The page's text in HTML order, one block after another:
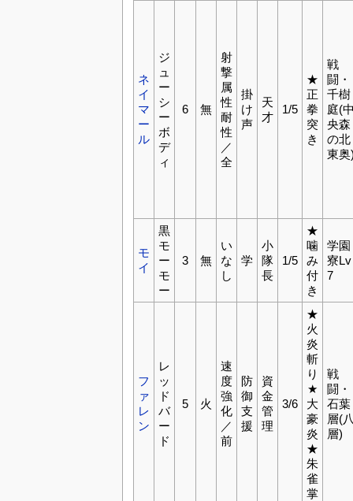
ネ
イ
マ
ー
ル
ジ
ュ
ー
シ
ー
ボ
デ
ィ
6 無
射
撃
属
性
耐
性
／
全
掛
け
声
天
才
1/5
★
正
拳
突
き
戦
闘・
千樹
庭(
央森
の北
東奥
モ
イ
黒
モ
ー
モ
ー
3 無
い
な
し
学
小
隊
長
1/5
★
噛
み
付
き
学園
寮Lv
7
フ
ァ
レ
ン
レ
ッ
ド
バ
ー
ド
5 火
速
度
強
化
／
前
防
御
支
援
資
金
管
理
3/6
★
火
炎
斬
り
★
大
豪
炎
★
朱
雀
掌
戦
闘・
石葉
層(
層)